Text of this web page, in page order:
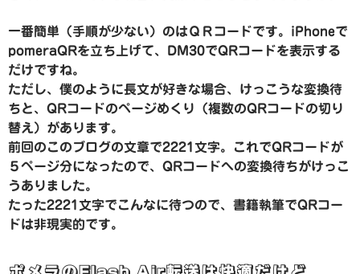
一番簡単（手順が少ない）のはＱＲコードです。iPhoneで
pomeraQRを立ち上げて、DM30でQRコードを表示する
だけですね。
ただし、僕のように長文が好きな場合、けっこうな変換待
ちと、QRコードのページめくり（複数のQRコードの切り
替え）があります。
前回のこのブログの文章で2221文字。これでQRコードが
５ページ分になったので、QRコードへの変換待ちがけっこ
うありました。
たった2221文字でこんなに待つので、書籍執筆でQRコー
ドは非現実的です。